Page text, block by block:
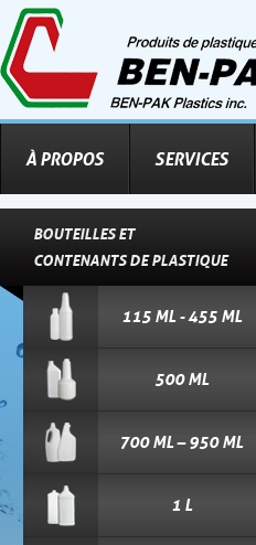
À PROPOS SERVICES
BOUTEILLES ET
CONTENANTS DE PLASTIQUE
115 ML - 455 ML
500 ML
700 ML – 950 ML
1 L